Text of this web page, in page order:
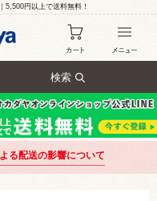
5,500円以上で送料無料！
検索
る配送の影響について